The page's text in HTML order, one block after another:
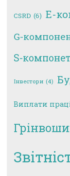
CSRD (6) E-
G-
S-
Інвестори (4)
Виплати